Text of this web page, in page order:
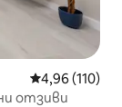
Средна
4,96 (110)
отзиви